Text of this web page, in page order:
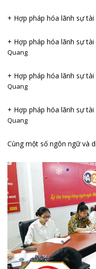
+ Hợp pháp hóa lãnh sự
+ Hợp pháp hóa lãnh sự
Quang
+ Hợp pháp hóa lãnh sự
Quang
+ Hợp pháp hóa lãnh sự
Quang
Cùng một số ngôn ngữ và